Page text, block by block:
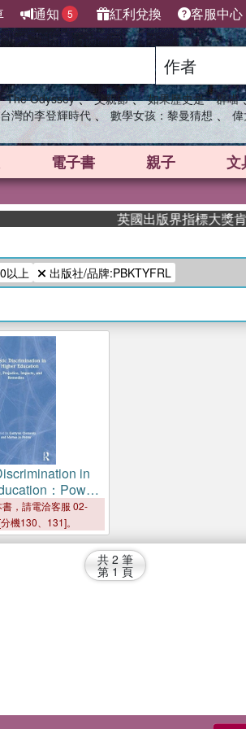
通知 5 紅利兌換 客服中心
The Odyssey 、 父親節 、 如果歷史是一群喵
台灣的李登輝時代 、 數學女孩：黎曼猜想 、
電子書 親子 文
英國出版界指標大獎肯定
以上 出版社/品牌:PBKTYFRL
in
：Power,
and
，請電洽客服 02-
機130、131]。
共 2 筆
第 1 頁